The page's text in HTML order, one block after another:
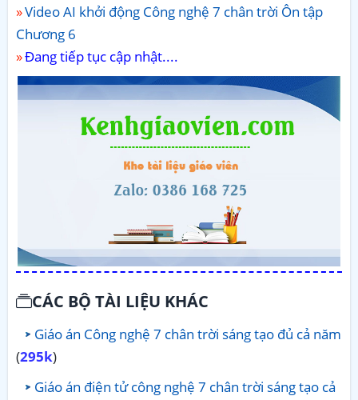
Video AI khởi động Công nghệ 7 chân trời Ôn tập
Chương 6
Đang tiếp tục cập nhật....
CÁC BỘ TÀI LIỆU KHÁC
Giáo án Công nghệ 7 chân trời sáng tạo đủ cả năm
(295k)
Giáo án điện tử công nghệ 7 chân trời sáng tạo cả